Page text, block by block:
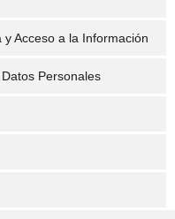
Acceso a la Información
Personales